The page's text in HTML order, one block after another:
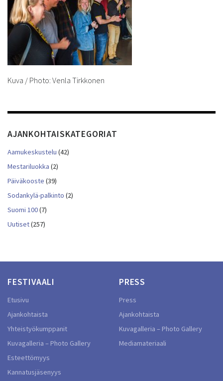
Kuva / Photo: Venla Tirkkonen
AJANKOHTAISKATEGORIAT
Aamukeskustelu (42)
Mestariluokka (2)
Päiväkooste (39)
Sodankylä-palkinto (2)
Suomi 100(7)
Uutiset(257)
FESTIVAALI
Etusivu
Ajankohtaista
Yhteistyökumppanit
Kuvagalleria – Photo Gallery
Esteettömyys
Kannatusjäsenyys
PRESS
Press
Ajankohtaista
Kuvagalleria – Photo Gallery
Mediamateriaali